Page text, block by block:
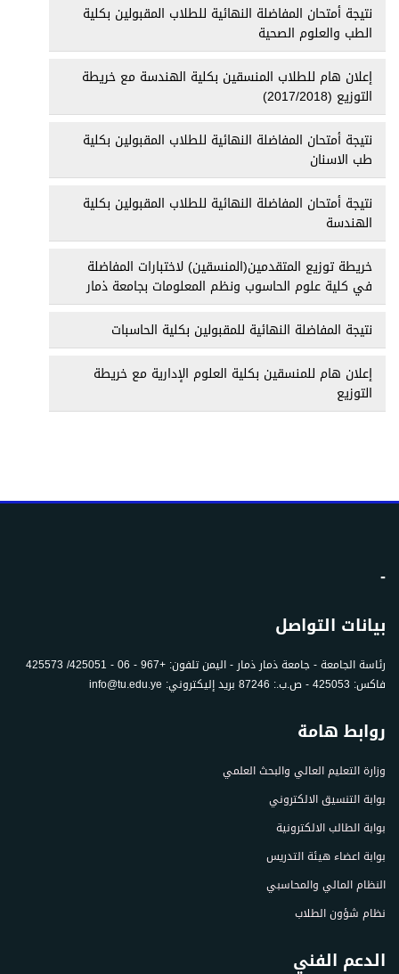
نتيجة أمتحان المفاضلة النهائية للطلاب المقبولين بكلية
الطب والعلوم الصحية
إعلان هام للطلاب المنسقين بكلية الهندسة مع خريطة
التوزيع (2017/2018)
نتيجة أمتحان المفاضلة النهائية للطلاب المقبولين بكلية
طب الاسنان
نتيجة أمتحان المفاضلة النهائية للطلاب المقبولين بكلية
الهندسة
خريطة توزيع المتقدمين(المنسقين) لاختبارات المفاضلة
في كلية علوم الحاسوب ونظم المعلومات بجامعة ذمار
نتيجة المفاضلة النهائية للمقبولين بكلية الحاسبات
إعلان هام للمنسقين بكلية العلوم الإدارية مع خريطة
التوزيع
-
بيانات التواصل
رئاسة الجامعة - جامعة ذمار ذمار - اليمن تلفون: +967 - 06 - 425051/ 425573
فاكس: 425053 - ص.ب.: 87246 بريد إليكتروني: info@tu.edu.ye
روابط هامة
وزارة التعليم العالي والبحث العلمي
بوابة التنسيق الالكتروني
بوابة الطالب الالكترونية
بوابة اعضاء هيئة التدريس
النظام المالي والمحاسبي
نظام شؤون الطلاب
الدعم الفني